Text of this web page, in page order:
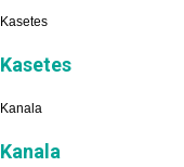
Kasetes
Kasetes
Kanala
Kanala